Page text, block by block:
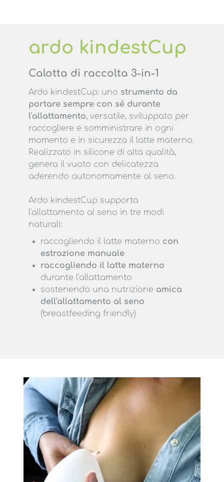
ardo kindestCup
Calotta di raccolta 3-in-1
Ardo kindestCup: uno strumento da
portare sempre con sé durante
l'allattamento, versatile, sviluppato per
raccogliere e somministrare in ogni
momento e in sicurezza il latte materno.
Realizzato in silicone di alta qualità,
genera il vuoto con delicatezza
aderendo autonomamente al seno.
Ardo kindestCup supporta
l'allattamento al seno in tre modi
naturali:
raccogliendo il latte materno con
estrazione manuale
raccogliendo il latte materno
durante l'allattamento
sostenendo una nutrizione amica
dell'allattamento al seno
(breastfeeding friendly)